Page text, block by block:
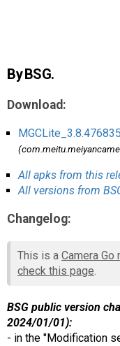
By BSG.
Download:
All apks from this
All versions from
Changelog:
This is a Camera Go
check this page.
BSG public version
2024/01/01):
- in the "Modification